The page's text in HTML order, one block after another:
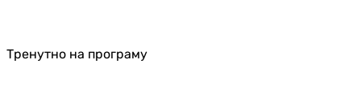
Тренутно на програму